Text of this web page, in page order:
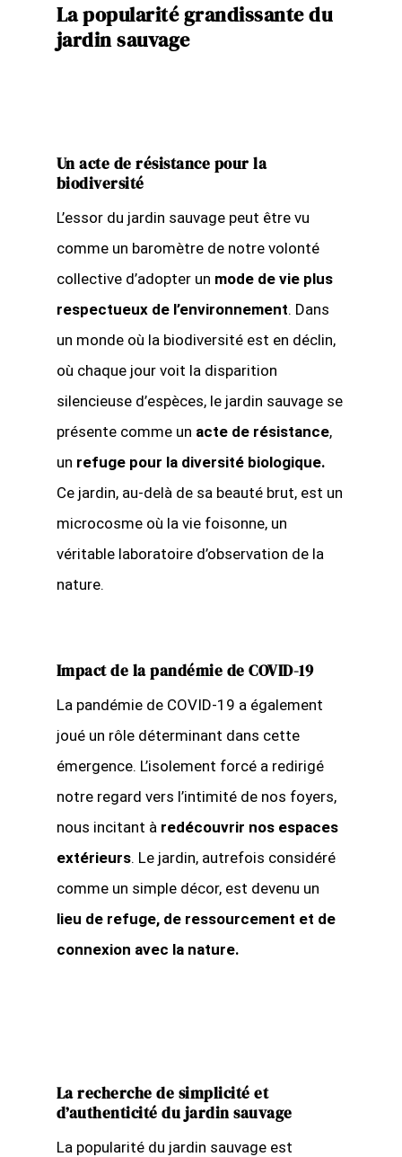
La popularité grandissante du
jardin sauvage
Un acte de résistance pour la
biodiversité
L’essor du jardin sauvage peut être vu
comme un baromètre de notre volonté
collective d’adopter un mode de vie plus
respectueux de l’environnement. Dans
un monde où la biodiversité est en déclin,
où chaque jour voit la disparition
silencieuse d’espèces, le jardin sauvage se
présente comme un acte de résistance,
un refuge pour la diversité biologique.
Ce jardin, au-delà de sa beauté brut, est un
microcosme où la vie foisonne, un
véritable laboratoire d’observation de la
nature.
Impact de la pandémie de COVID-19
La pandémie de COVID-19 a également
joué un rôle déterminant dans cette
émergence. L’isolement forcé a redirigé
notre regard vers l’intimité de nos foyers,
nous incitant à redécouvrir nos espaces
extérieurs. Le jardin, autrefois considéré
comme un simple décor, est devenu un
lieu de refuge, de ressourcement et de
connexion avec la nature.
La recherche de simplicité et
d’authenticité du jardin sauvage
La popularité du jardin sauvage est